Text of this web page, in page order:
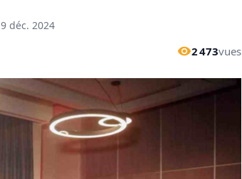
déc. 2024
2 473vues